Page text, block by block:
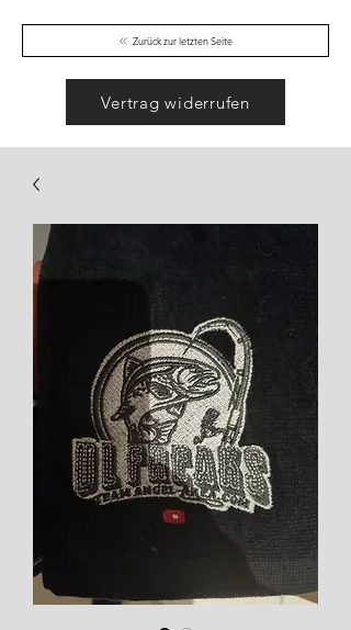
Zurück zur letzten Seite
Vertrag widerrufen